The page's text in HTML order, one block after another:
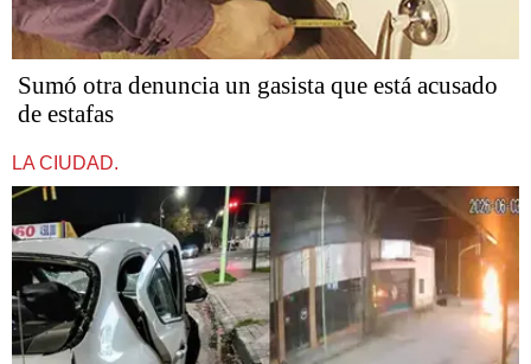
Sumó otra denuncia un gasista que está acusado
de estafas​​​​​
LA CIUDAD.